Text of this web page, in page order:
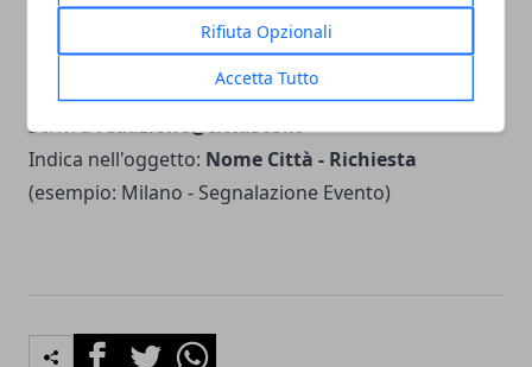
Rifiuta Opzionali
Accetta Tutto
community nelle nostre iniziative.
Vuoi contattare la redazione?
Scrivi aredazione@citta365.it
Indica nell'oggetto: Nome Città - Richiesta
(esempio: Milano - Segnalazione Evento)
FacebookTwitterWhatsapp